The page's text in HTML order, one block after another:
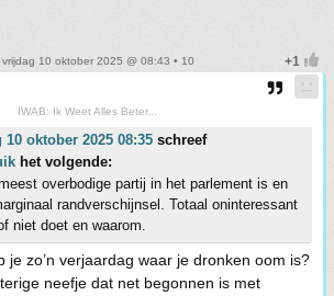
vrijdag 10 oktober 2025 @ 08:43 • 10
IWAB: Ik Weet Alles Beter...
oktober 2025 08:35 schreef
het volgende:
overbodige partij in het parlement is en
randverschijnsel. Totaal oninteressant
niet doet en waarom.
je zo’n verjaardag waar je dronken oom is?
neefje dat net begonnen is met